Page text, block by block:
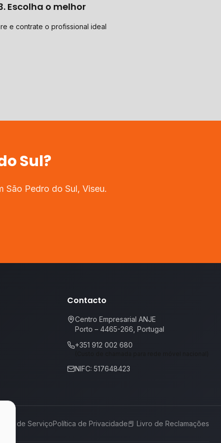
Escolha o melhor
e contrate o profissional ideal
Sul?
São Pedro do Sul, Viseu.
Contacto
Centro Empresarial ANJE
Porto – 4465-266, Portugal
+351 912 002 680
NIFC: 517648423
de ServiçoPolítica de Privacidade📕 Livro de Reclamações